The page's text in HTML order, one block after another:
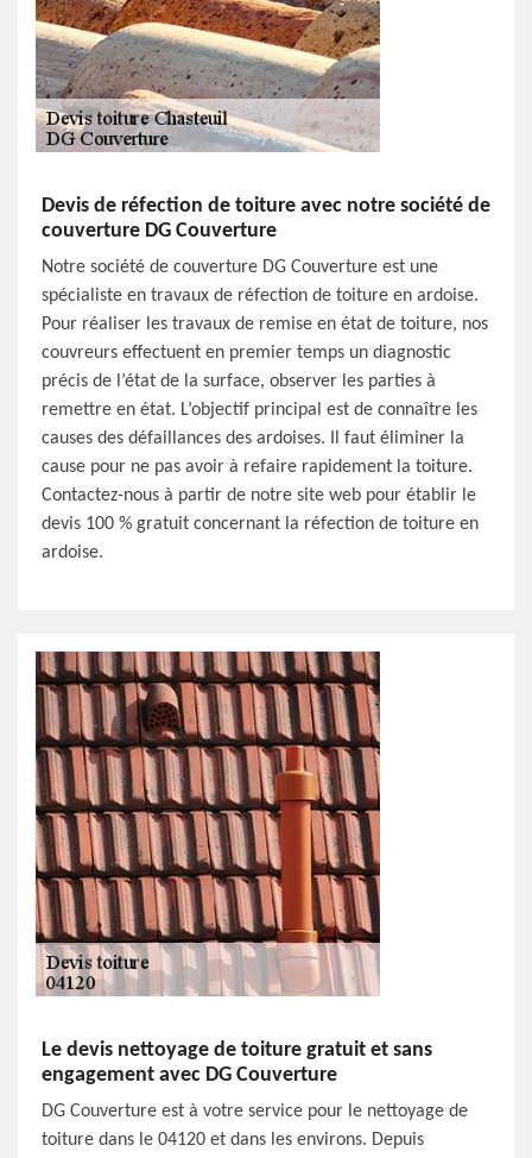
Devis de réfection de toiture avec notre société de
couverture DG Couverture
Notre société de couverture DG Couverture est une
spécialiste en travaux de réfection de toiture en ardoise.
Pour réaliser les travaux de remise en état de toiture, nos
couvreurs effectuent en premier temps un diagnostic
précis de l’état de la surface, observer les parties à
remettre en état. L’objectif principal est de connaître les
causes des défaillances des ardoises. Il faut éliminer la
cause pour ne pas avoir à refaire rapidement la toiture.
Contactez-nous à partir de notre site web pour établir le
devis 100 % gratuit concernant la réfection de toiture en
ardoise.
Le devis nettoyage de toiture gratuit et sans
engagement avec DG Couverture
DG Couverture est à votre service pour le nettoyage de
toiture dans le 04120 et dans les environs. Depuis